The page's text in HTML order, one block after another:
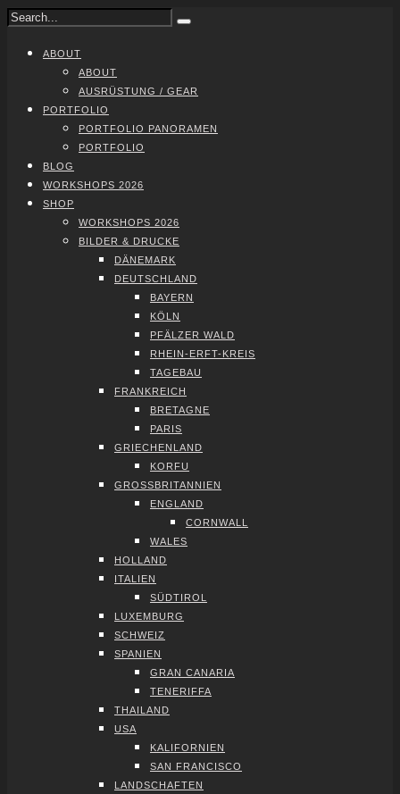
ABOUT
ABOUT
AUS­RÜS­TUNG / GEAR
PORT­FO­LIO
PORT­FO­LIO PAN­ORA­MEN
PORT­FO­LIO
BLOG
WORK­SHOPS 2026
SHOP
WORK­SHOPS 2026
BIL­DER & DRU­CKE
DÄNE­MARK
DEUTSCH­LAND
BAY­ERN
KÖLN
PFÄL­ZER WALD
RHEIN-ERFT-KREIS
TAGE­BAU
FRANK­REICH
BRE­TA­GNE
PARIS
GRIE­CHEN­LAND
KOR­FU
GROSS­BRI­TAN­NI­EN
ENG­LAND
CORN­WALL
WALES
HOL­LAND
ITA­LI­EN
SÜD­TI­ROL
LUXEM­BURG
SCHWEIZ
SPA­NI­EN
GRAN CANA­RIA
TENE­RIF­FA
THAI­LAND
USA
KALI­FOR­NI­EN
SAN FRAN­CIS­CO
LAND­SCHAF­TEN